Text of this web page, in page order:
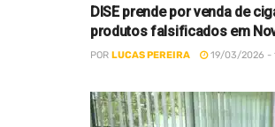
DISE prende por venda de
produtos falsificados em
POR LUCAS PEREIRA 19/03/2026 -